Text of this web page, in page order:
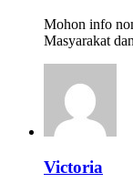
Mohon info
Masyarakat
Victoria